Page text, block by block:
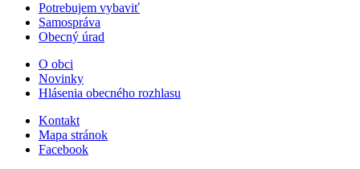
Potrebujem vybaviť
Samospráva
Obecný úrad
O obci
Novinky
Hlásenia obecného rozhlasu
Kontakt
Mapa stránok
Facebook